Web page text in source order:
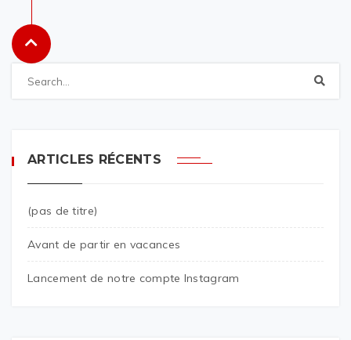
ARTICLES RÉCENTS
(pas de titre)
Avant de partir en vacances
Lancement de notre compte Instagram